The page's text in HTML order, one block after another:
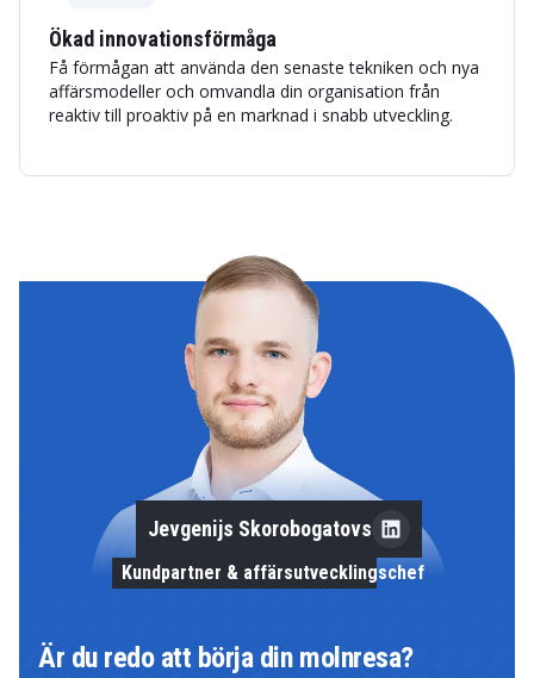
Ökad innovationsförmåga
Få förmågan att använda den senaste tekniken och nya
affärsmodeller och omvandla din organisation från
reaktiv till proaktiv på en marknad i snabb utveckling.
Är du redo att börja din molnresa?
Jevgenijs Skorobogatovs
Kundpartner & affärsutvecklingschef